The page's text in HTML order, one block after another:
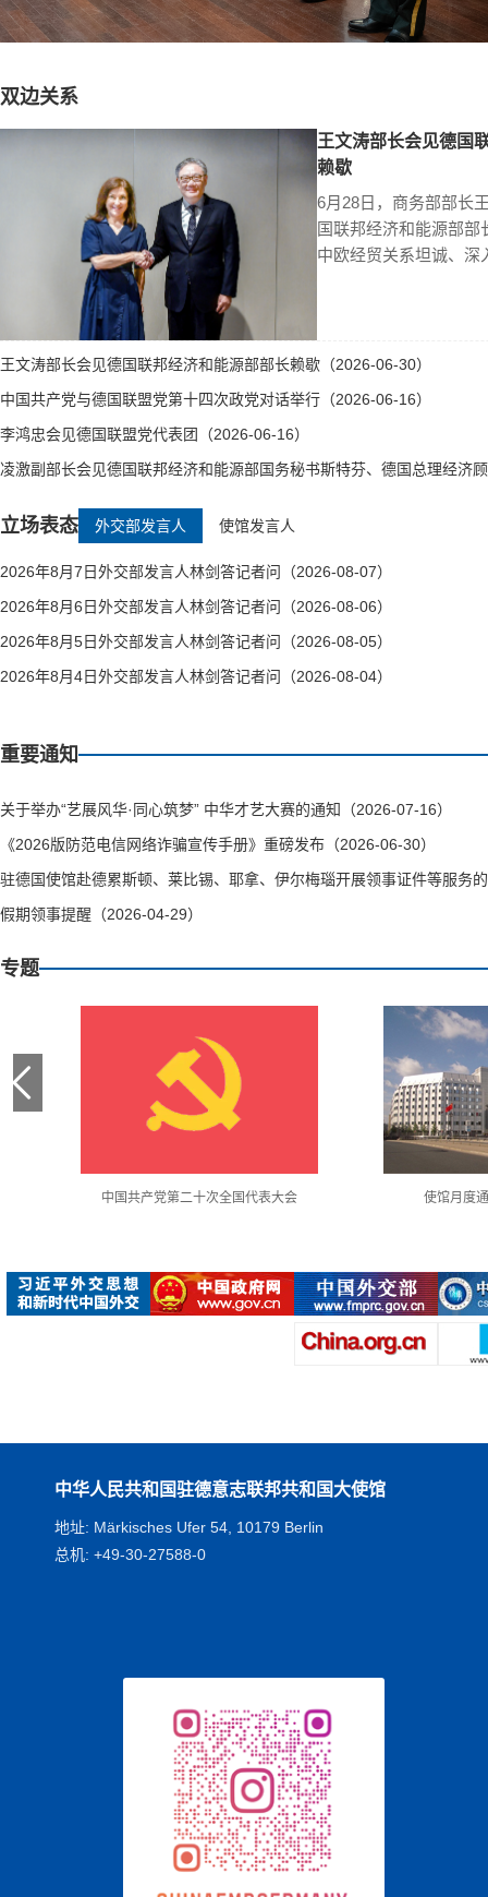
双边关系
王文涛部长会见德国
赖歇
6月28日，商务部部长
国联邦经济和能源部
中欧经贸关系坦诚、深
王文涛部长会见德国联邦经济和能源部部长赖歇（2026-06-30）
中国共产党与德国联盟党第十四次政党对话举行（2026-06-16）
李鸿忠会见德国联盟党代表团（2026-06-16）
凌激副部长会见德国联邦经济和能源部国务秘书斯特芬、德国总理经济
立场表态 外交部发言人 使馆发言人
2026年8月7日外交部发言人林剑答记者问（2026-08-07）
2026年8月6日外交部发言人林剑答记者问（2026-08-06）
2026年8月5日外交部发言人林剑答记者问（2026-08-05）
2026年8月4日外交部发言人林剑答记者问（2026-08-04）
重要通知
关于举办“艺展风华·同心筑梦” 中华才艺大赛的通知（2026-07-16）
《2026版防范电信网络诈骗宣传手册》重磅发布（2026-06-30）
驻德国使馆赴德累斯顿、莱比锡、耶拿、伊尔梅瑙开展领事证件等服务
假期领事提醒（2026-04-29）
专题
中国共产党第二十次全国代表大会 使馆月度
中华人民共和国驻德意志联邦共和国大使馆
地址: Märkisches Ufer 54, 10179 Berlin
总机: +49-30-27588-0